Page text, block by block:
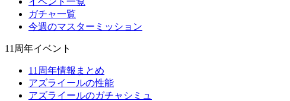
ガチャ一覧
今週のマスターミッション
11周年イベント
11周年情報まとめ
アズライールの性能
アズライールのガチャシミュ